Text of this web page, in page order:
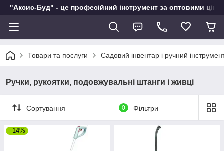
"Аксис-Буд" - це професійний інструмент за оптовими
Товари та послуги Садовий інвентар і ручний
Ручки, рукоятки, подовжувальні штанги і живці
Сортування 0 Фільтри
–14%